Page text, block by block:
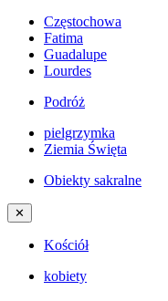
Częstochowa
Fatima
Guadalupe
Lourdes
Podróż
pielgrzymka
Ziemia Święta
Obiekty sakralne
✕
Kościół
kobiety